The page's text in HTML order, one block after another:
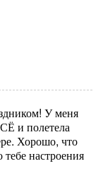
У меня
и полетела
Хорошо, что
настроения